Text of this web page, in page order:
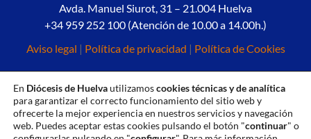
Avda. Manuel Siurot, 31 – 21.004 Huelva
+34 959 252 100 (Atención de 10.00 a 14.00h.)
Aviso legal | Política de privacidad | Política de Cookies
En Diócesis de Huelvautilizamoscookies técnicas y de analítica
para garantizar el correcto funcionamiento del sitio web y
ofrecerte la mejor experiencia en nuestros servicios y navegación
web. Puedes aceptar estas cookies pulsando el botón "continuar" o